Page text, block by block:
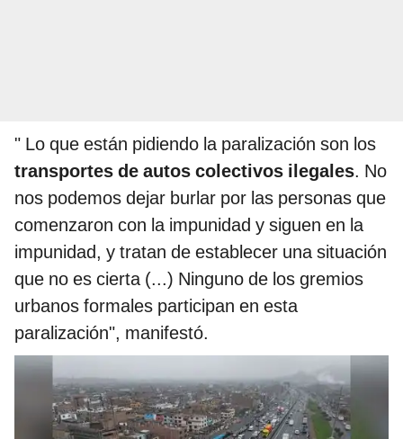
" Lo que están pidiendo la paralización son los
transportes de autos colectivos ilegales. No
nos podemos dejar burlar por las personas que
comenzaron con la impunidad y siguen en la
impunidad, y tratan de establecer una situación
que no es cierta (...) Ninguno de los gremios
urbanos formales participan en esta
paralización", manifestó.